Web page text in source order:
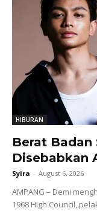
HIBURAN
Berat Badan
Disebabkan
Syira - August 6, 2026
AMPANG – Demi
1968 High Council,